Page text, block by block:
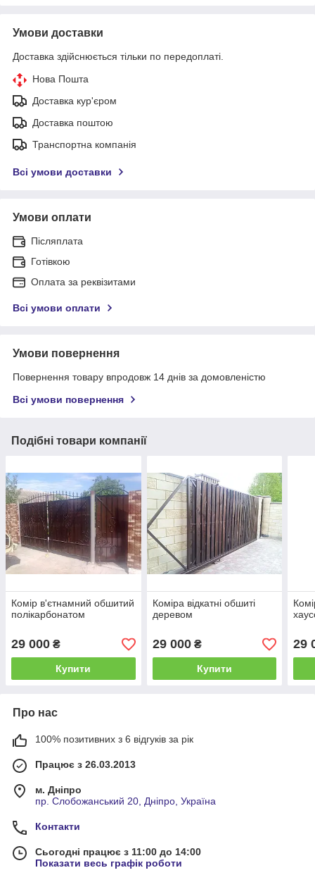
Умови доставки
Доставка здійснюється тільки по передоплаті.
Нова Пошта
Доставка кур'єром
Доставка поштою
Транспортна компанія
Всі умови доставки
Умови оплати
Післяплата
Готівкою
Оплата за реквізитами
Всі умови оплати
Умови повернення
Повернення товару впродовж 14 днів за домовленістю
Всі умови повернення
Подібні товари компанії
Комір в'єтнамний обшитий
полікарбонатом
29 000 ₴
Купити
Коміра відкатні обшиті
деревом
29 000₴
Купити
29
Про нас
100% позитивних з 6 відгуків за рік
Працює з 26.03.2013
м. Дніпро
пр. Слобожанський 20, Дніпро, Україна
Контакти
Сьогодні працює з 11:00 до 14:00
Показати весь графік роботи